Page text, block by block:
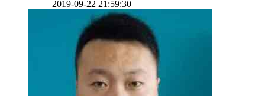
2019-09-22 21:59:30